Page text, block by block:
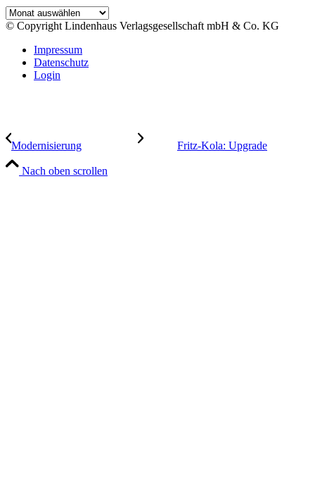
Archiv
© Copyright Lindenhaus Verlagsgesellschaft mbH & Co. KG
Impressum
Datenschutz
Login
Modernisierung Fritz-Kola: Upgrade
Nach oben scrollen